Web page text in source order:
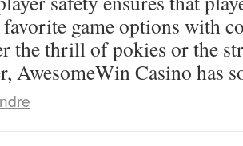
game options with
the thrill of pokies or the
AwesomeWin Casino has